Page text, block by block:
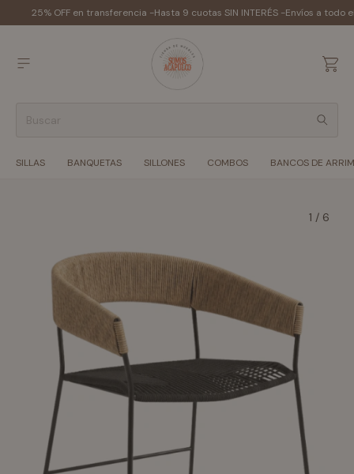
25% OFF en transferencia -Hasta 9 cuotas SIN INTERÉS -Envíos a todo
SILLAS BANQUETAS SILLONES COMBOS BANCOS DE
1 / 6